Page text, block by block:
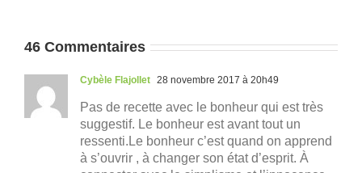
46 Commentaires
Cybèle Flajollet 28 novembre 2017 à 20h49
Pas de recette avec le bonheur qui est très
suggestif. Le bonheur est avant tout un
ressenti.Le bonheur c’est quand on apprend
à s’ouvrir , à changer son état d’esprit. À